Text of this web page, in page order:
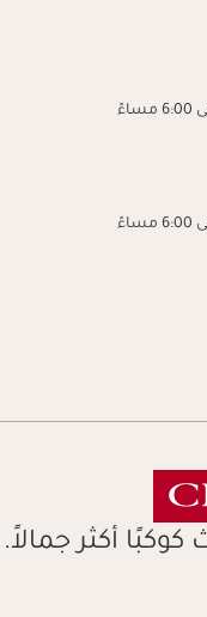
كوكبًا أكثر جمالاً.